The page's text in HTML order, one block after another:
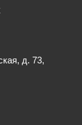
д. 73,